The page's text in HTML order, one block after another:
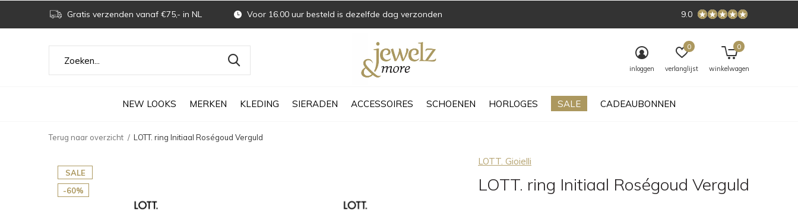
NEW LOOKS MERKEN KLEDING SIERADEN ACCESSOIRES SCHOENEN HORLOGES SALE CADEAUBONNEN
inloggen verlanglijst
0
winkelwagen
0
Gratis verzenden vanaf €75,- in NL Voor 16.00 uur besteld is dezelfde dag verzonden 9.0
Terug naar overzicht LOTT. ring Initiaal Roségoud Verguld
SALE
-60%
LOTT. Gioielli
LOTT. ring Initiaal Roségoud Verguld